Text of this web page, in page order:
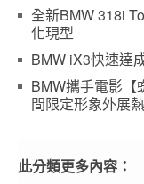
全新BMW 318i
化現型
BMW iX3快速達
BMW攜手電影【
間限定形象外展
此分類更多內容：